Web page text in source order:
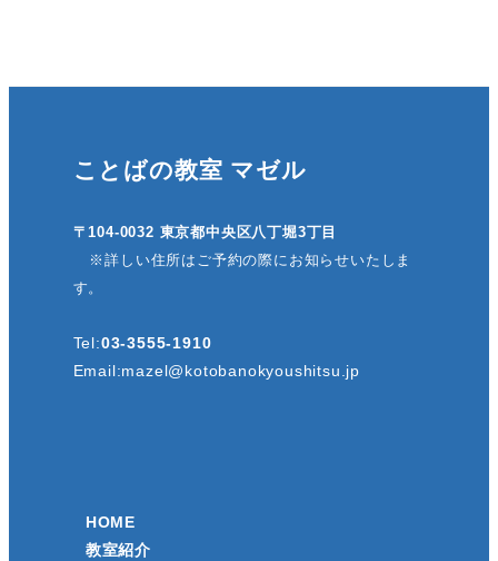
ことばの教室 マゼル
〒104-0032 東京都中央区八丁堀3丁目
※詳しい住所はご予約の際にお知らせいたしま
す。
Tel:03-3555-1910
Email:mazel@kotobanokyoushitsu.jp
HOME
教室紹介